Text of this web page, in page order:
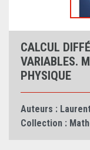
CALCUL
VARIABLES.
PHYSIQUE
Auteurs :
Collection :